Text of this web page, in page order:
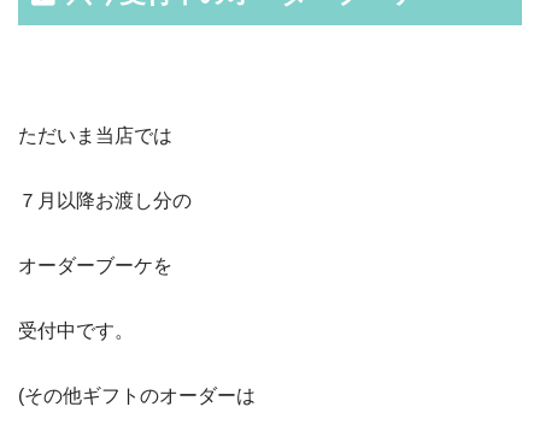
ただいま当店では
７月以降お渡し分の
オーダーブーケを
受付中です。
(その他ギフトのオーダーは